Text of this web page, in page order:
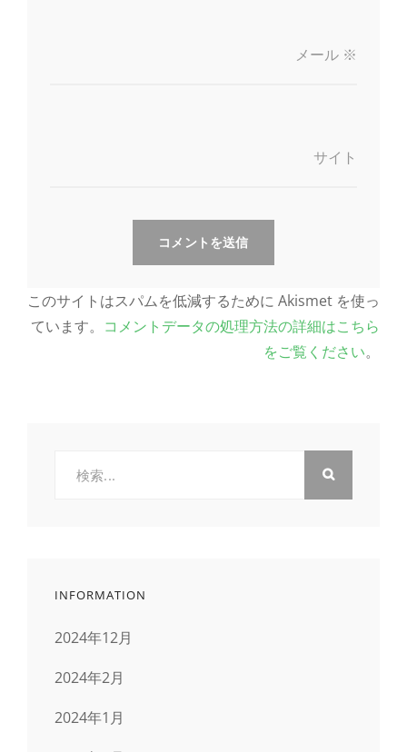
メール ※
サイト
このサイトはスパムを低減するために Akismet を使っ
ています。 コメントデータの処理方法の詳細はこちら
をご覧ください。
INFORMATION
2024年12月
2024年2月
2024年1月